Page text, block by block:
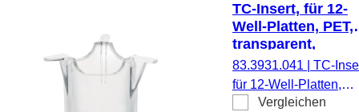
TC-Insert, für 12-
Well-Platten, PET,
transparent,
Porengröße: 0,4
83.3931.041
TC-
für 12-Well-Platten,
Membran: PET,
Vergleichen